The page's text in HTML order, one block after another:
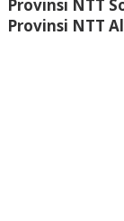
Provinsi NTT
Provinsi NTT